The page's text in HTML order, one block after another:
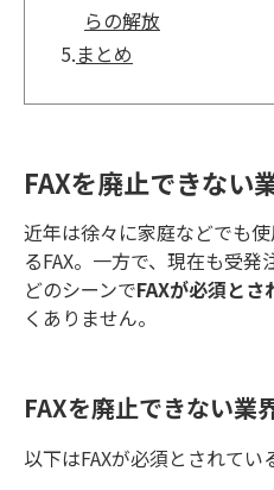
らの解放
5.まとめ
FAXを廃止できない
近年は徐々に家庭などでも
るFAX。一方で、現在も受
どのシーンでFAXが必須と
くありません。
FAXを廃止できない業
以下はFAXが必須とされてい